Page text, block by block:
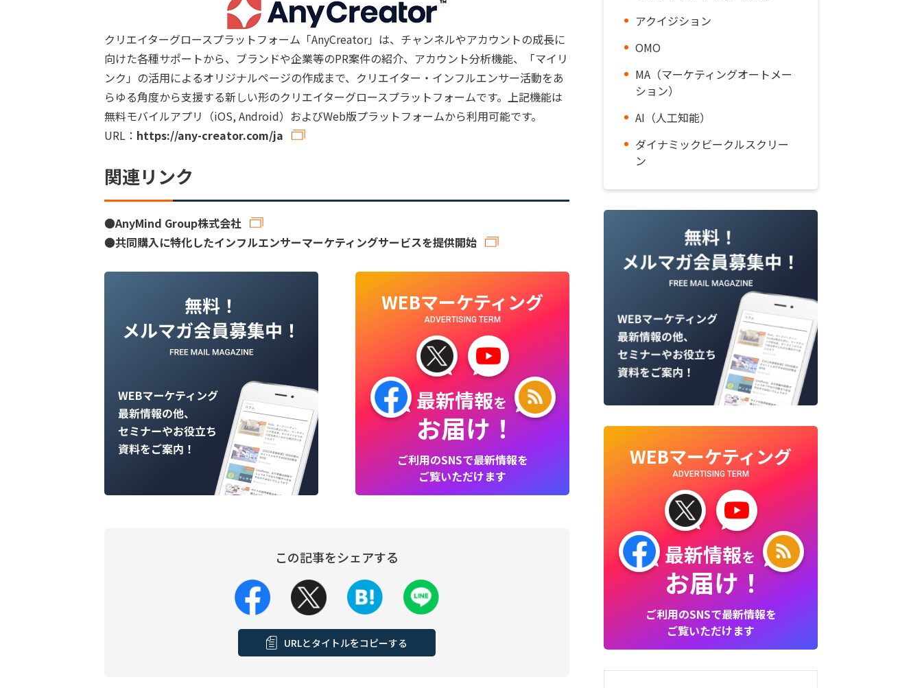
クリエイターグロースプラットフォーム「AnyCreator」は、チャンネルやアカウントの成長に
向けた各種サポートから、ブランドや企業等のPR案件の紹介、アカウント分析機能、「マイリ
ンク」の活用によるオリジナルページの作成まで、クリエイター・インフルエンサー活動をあ
らゆる角度から支援する新しい形のクリエイターグロースプラットフォームです。上記機能は
無料モバイルアプリ（iOS, Android）およびWeb版プラットフォームから利用可能です。
URL： https://any-creator.com/ja
関連リンク
●AnyMind Group株式会社
●共同購入に特化したインフルエンサーマーケティングサービスを提供開始
WEBマーケティング
ADVERTISING TERM
最新情報を
お届け！
ご利用のSNSで最新情報を
ご覧いただけます
この記事をシェアする
URLとタイトルをコピーする
アクイジション
OMO
MA（マーケティングオートメー
ション）
AI（人工知能）
ダイナミックビークルスクリー
ン
WEBマーケティング
ADVERTISING TERM
最新情報を
お届け！
ご利用のSNSで最新情報を
ご覧いただけます